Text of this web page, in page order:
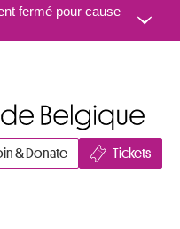
au contenu
fermé pour cause
& Donate Tickets